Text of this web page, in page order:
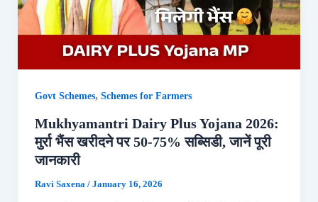
Govt Schemes, Schemes for Farmers
Mukhyamantri Dairy Plus Yojana 2026:
मुर्रा भैंस खरीदने पर 50-75% सब्सिडी, जानें पूरी
जानकारी
Ravi Saxena / January 16, 2026